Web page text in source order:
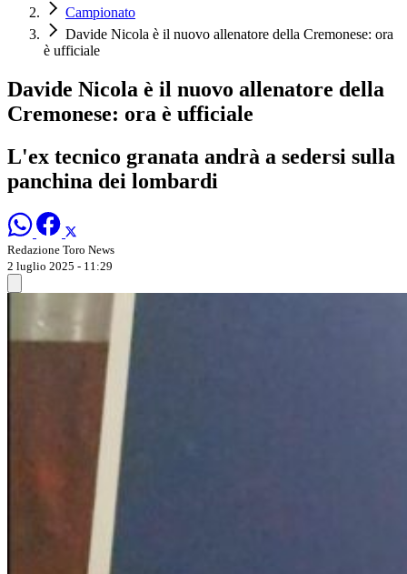
Campionato
Davide Nicola è il nuovo allenatore della Cremonese: ora
è ufficiale
Davide Nicola è il nuovo allenatore della
Cremonese: ora è ufficiale
L'ex tecnico granata andrà a sedersi sulla
panchina dei lombardi
Redazione Toro News
2 luglio 2025 - 11:29